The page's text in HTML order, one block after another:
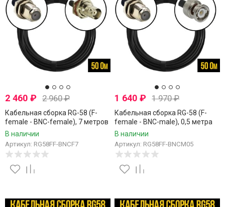
2 460 ₽ 2 960₽
Кабельная сборка RG-58 (F-
female - BNC-female), 7 метров
В наличии
Артикул: RG58FF-BNCF7
1 640₽ 1 970₽
Кабельная сборка RG-58 (F-
female - BNC-male), 0,5 метра
В наличии
Артикул: RG58FF-BNCM05